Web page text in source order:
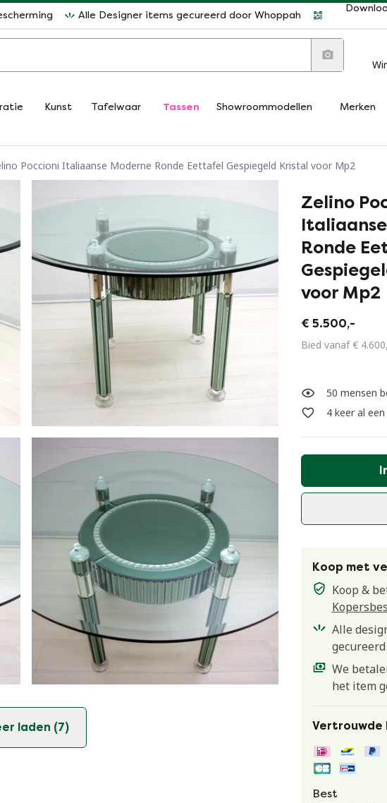
Alle Designer items gecureerd door Whoppah
Kunst Tafelwaar Tassen Showroommodellen Merken
Poccioni Italiaanse Moderne Ronde Eettafel Gespiegeld Kristal voor Mp2
laden (7)
Zelino
Ronde
voor Mp2
€ 5.500,-
Bied vanaf €
50 mensen
4 keer al
Koop met
Koop &
Alle
gecureerd
We
het item
Vertrouwde
Best